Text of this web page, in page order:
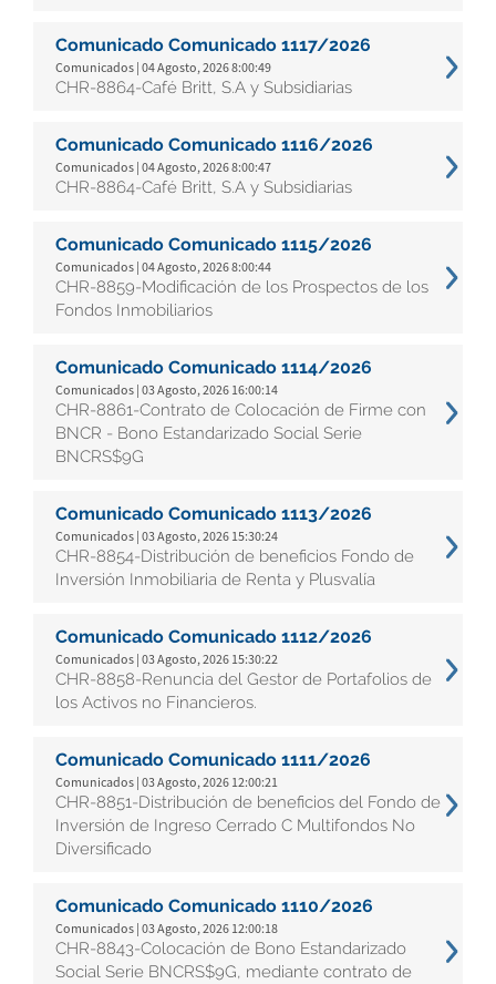
Comunicado Comunicado 1117/2026
Comunicados | 04 Agosto, 2026 8:00:49
CHR-8864-Café Britt, S.A y Subsidiarias
Comunicado Comunicado 1116/2026
Comunicados | 04 Agosto, 2026 8:00:47
CHR-8864-Café Britt, S.A y Subsidiarias
Comunicado Comunicado 1115/2026
Comunicados | 04 Agosto, 2026 8:00:44
CHR-8859-Modificación de los Prospectos de los
Fondos Inmobiliarios
Comunicado Comunicado 1114/2026
Comunicados | 03 Agosto, 2026 16:00:14
CHR-8861-Contrato de Colocación de Firme con
BNCR - Bono Estandarizado Social Serie
BNCRS$9G
Comunicado Comunicado 1113/2026
Comunicados | 03 Agosto, 2026 15:30:24
CHR-8854-Distribución de beneficios Fondo de
Inversión Inmobiliaria de Renta y Plusvalía
Comunicado Comunicado 1112/2026
Comunicados | 03 Agosto, 2026 15:30:22
CHR-8858-Renuncia del Gestor de Portafolios de
los Activos no Financieros.
Comunicado Comunicado 1111/2026
Comunicados | 03 Agosto, 2026 12:00:21
CHR-8851-Distribución de beneficios del Fondo de
Inversión de Ingreso Cerrado C Multifondos No
Diversificado
Comunicado Comunicado 1110/2026
Comunicados | 03 Agosto, 2026 12:00:18
CHR-8843-Colocación de Bono Estandarizado
Social Serie BNCRS$9G, mediante contrato de